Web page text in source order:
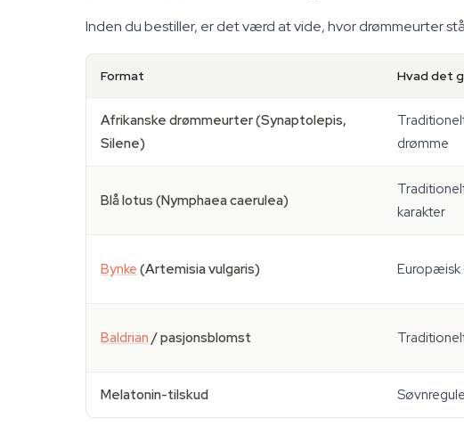
Inden du bestiller, er det værd at vide, hvor drømmeurter
Format Hvad det
Afrikanske drømmeurter (Synaptolepis,
Silene)
drømme
Blå lotus (Nymphaea caerulea)
karakter
Bynke (Artemisia vulgaris) Europæisk
Baldrian / pasjonsblomst
Melatonin-tilskud